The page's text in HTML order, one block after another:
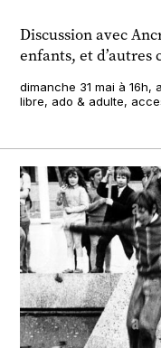
Discussion avec
enfants, et d’autres
dimanche 31 mai à 16h,
libre, ado & adulte,